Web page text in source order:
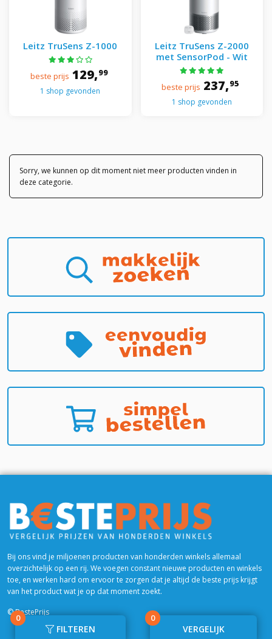
Leitz TruSens Z-1000
beste prijs 129,99
1 shop gevonden
Leitz TruSens Z-2000
met SensorPod - Wit
beste prijs 237,95
1 shop gevonden
Sorry, we kunnen op dit moment niet meer producten vinden in
deze categorie.
FILTEREN
0
Bij ons vind je miljoenen producten van honderden winkels allemaal
overzichtelijk op een rij. We voegen constant nieuwe producten en winkels
toe, en werken hard om ervoor te zorgen dat je altijd de beste prijs krijgt
van het product wat je op dat moment zoekt.
© BestePrijs
0
VERGELIJK